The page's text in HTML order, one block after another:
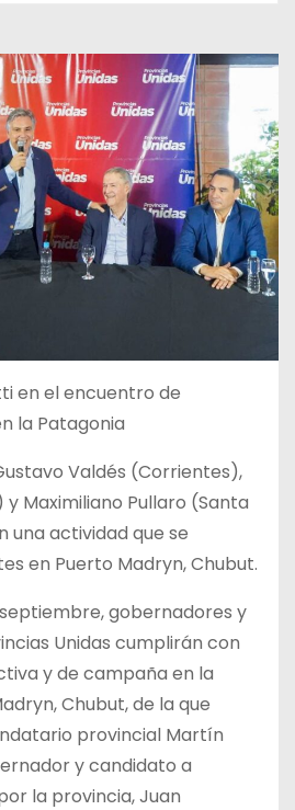
en el encuentro de
la Patagonia
Valdés (Corrientes),
y Maximiliano Pullaro (Santa
una actividad que se
en Puerto Madryn, Chubut.
gobernadores y
Unidas cumplirán con
y de campaña en la
Chubut, de la que
provincial Martín
y candidato a
la provincia, Juan